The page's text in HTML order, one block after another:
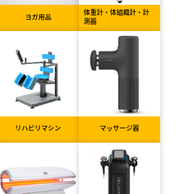
ヨガ用品
体重計・体組織計・計
測器
リハビリマシン マッサージ器